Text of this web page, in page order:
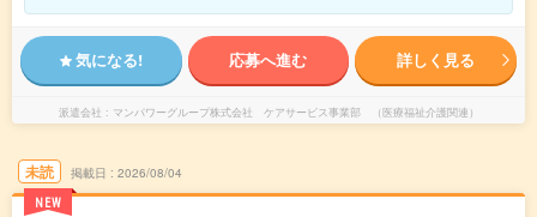
気になる! 応募へ進む 詳しく見る
派遣会社 マンパワーグループ株式会社 ケアサービス事業部 （医療福祉介護関連）
未読
NEW
掲載日 2026/08/04